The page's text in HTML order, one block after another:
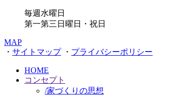
毎週水曜日
第一第三日曜日・祝日
MAP
・ サイトマップ・ プライバシーポリシー
HOME
コンセプト
/家づくりの思想